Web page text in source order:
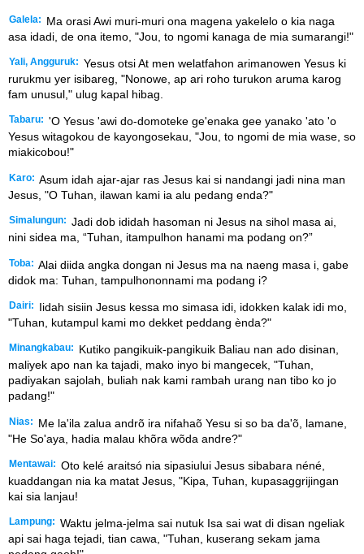
Galela:
Ma orasi Awi muri-muri ona magena yakelelo o kia naga
asa idadi, de ona itemo, "Jou, to ngomi kanaga de mia sumarangi!"
Yali, Angguruk: Yesus otsi At men welatfahon arimanowen Yesus ki
rurukmu yer isibareg, "Nonowe, ap ari roho turukon aruma karog
fam unusul," ulug kapal hibag.
Tabaru: 'O Yesus 'awi do-domoteke ge'enaka gee yanako 'ato 'o
Yesus witagokou de kayongosekau, "Jou, to ngomi de mia wase, so
miakicobou!"
Karo: Asum idah ajar-ajar ras Jesus kai si nandangi jadi nina man
Jesus, "O Tuhan, ilawan kami ia alu pedang enda?"
Simalungun: Jadi dob ididah hasoman ni Jesus na sihol masa ai,
nini sidea ma, “Tuhan, itampulhon hanami ma podang on?”
Toba: Alai diida angka dongan ni Jesus ma na naeng masa i, gabe
didok ma: Tuhan, tampulhononnami ma podang i?
Dairi:
Iidah sisiin Jesus kessa mo simasa idi, idokken kalak idi mo,
"Tuhan, kutampul kami mo dekket peddang ènda?"
Minangkabau:
Kutiko pangikuik-pangikuik Baliau nan ado disinan,
maliyek apo nan ka tajadi, mako inyo bi mangecek, "Tuhan,
padiyakan sajolah, buliah nak kami rambah urang nan tibo ko jo
padang!"
Nias:
Me la'ila zalua andrõ ira nifahaõ Yesu si so ba da'õ, lamane,
"He So'aya, hadia malau khõra wõda andre?"
Mentawai: Oto kelé araitsó nia sipasiului Jesus sibabara néné,
kuaddangan nia ka matat Jesus, "Kipa, Tuhan, kupasaggrijingan
kai sia lanjau!
Lampung: Waktu jelma-jelma sai nutuk Isa sai wat di disan ngeliak
api sai haga tejadi, tian cawa, "Tuhan, kuserang sekam jama